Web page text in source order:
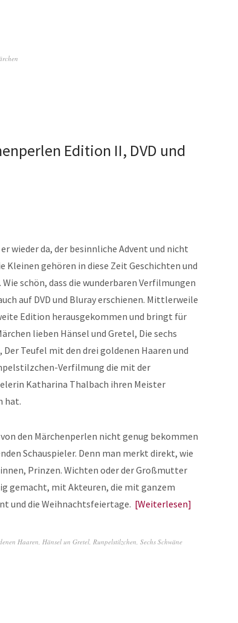
Edition II, DVD und
wieder da, der besinnliche Advent und nicht
Kleinen gehören in diese Zeit Geschichten und
Wie schön, dass die wunderbaren Verfilmungen
auf DVD und Bluray erschienen. Mittlerweile
Edition herausgekommen und bringt für
lieben Hänsel und Gretel, Die sechs
Der Teufel mit den drei goldenen Haaren und
Verfilmung die mit der
Katharina Thalbach ihren Meister
hat.
den Märchenperlen nicht genug bekommen
Schauspieler. Denn man merkt direkt, wie
Prinzen. Wichten oder der Großmutter
gemacht, mit Akteuren, die mit ganzem
und die Weihnachtsfeiertage. Weiterlesen
Haaren, Hänsel un Gretel, Runpelstilzchen, Sechs Schwäne